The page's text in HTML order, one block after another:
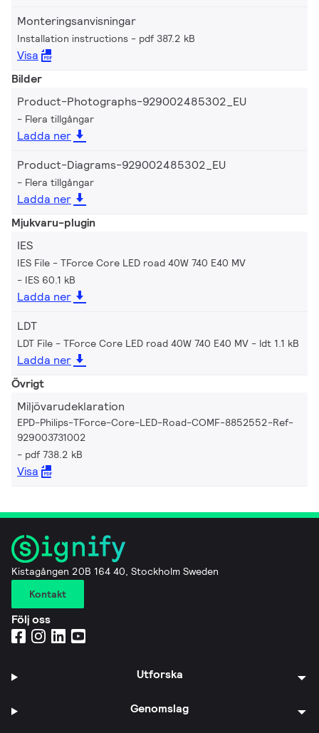
Monteringsanvisningar
Installation instructions pdf 387.2 kB
Visa
Bilder
Product-Photographs-929002485302_EU
Flera tillgångar
Ladda ner
Product-Diagrams-929002485302_EU
Flera tillgångar
Ladda ner
Mjukvaru-plugin
IES
IES File - TForce Core LED road 40W 740 E40 MV
IES 60.1 kB
Ladda ner
LDT
LDT File - TForce Core LED road 40W 740 E40 MV ldt 1.1 kB
Ladda ner
Övrigt
Miljövarudeklaration
EPD-Philips-TForce-Core-LED-Road-COMF-8852552-Ref-
929003731002
pdf 738.2 kB
Visa
Kistagången 20B 164 40, Stockholm Sweden
Kontakt
Följ oss
Utforska
Genomslag